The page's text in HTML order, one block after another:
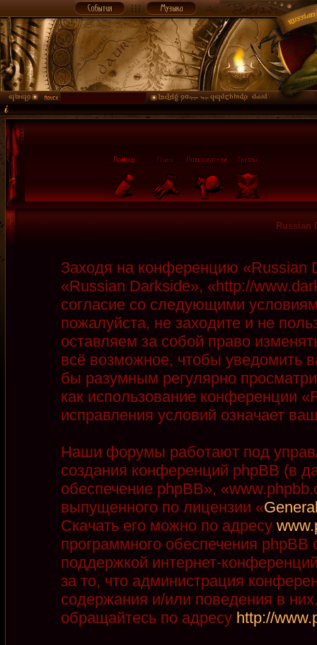
Russian
Заходя на конференцию
«Russian Darkside», «http://
согласие со следующими
пожалуйста, не заходите и не
оставляем за собой право
всё возможное, чтобы уведомить
бы разумным регулярно
как использование конференции
исправления условий означает
Наши форумы работают под
создания конференций phpBB (в
обеспечение phpBB»,
выпущенного по лицензии «
Скачать его можно по адресу
программного обеспечения phpBB
поддержкой интернет-
за то, что администрация
содержания и/или поведения в
обращайтесь по адресу http://